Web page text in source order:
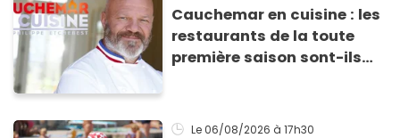
Cauchemar en cuisine : les
restaurants de la toute
première saison sont-ils
Le 06/08/2026 à 17h30